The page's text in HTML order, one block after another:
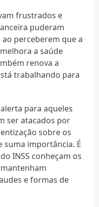
frustrados e
puderam
perceberem que a
a saúde
renova a
trabalhando para
para aqueles
ser atacados por
sobre os
suma importância. É
INSS conheçam os
e formas de